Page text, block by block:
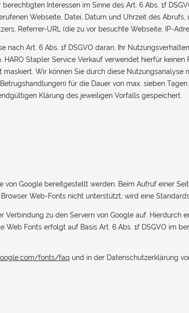
Interessen im Sinne des Art. 6 Abs. 1f
Webseite, Datei, Datum und Uhrzeit des
Referrer-URL (die zu vor besuchte Webseite, IP-
nach Art. 6 Abs. 1f DSGVO daran, Ihr
Stapler Service Verkauf verwendet hierfür
Wir können Sie durch diese
für die Dauer von max. sieben
Klärung des jeweiligen Vorfalls gespeichert.
Google bereitgestellt werden. Beim Aufruf einer
Web-Fonts nicht unterstützt, wird eine
zu den Servern von Google auf. Hierdurch
Fonts erfolgt auf Basis Art. 6 Abs. 1f DSGVO im
fonts/faq und in der Datenschutzerklärung